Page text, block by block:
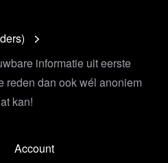
informatie uit eerste
reden dan ook wél anoniem
kan!
Account